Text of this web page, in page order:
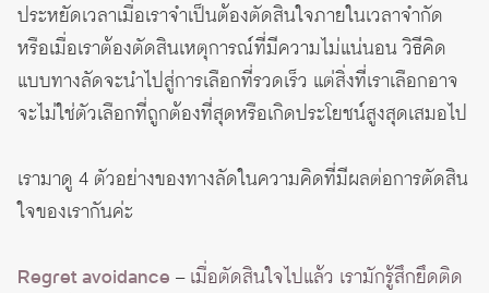
ประหยัดเวลาเมื่อเราจำเป็นต้องตัดสินใจภายในเวลาจำกัด
หรือเมื่อเราต้องตัดสินเหตุการณ์ที่มีความไม่แน่นอน วิธีคิด
แบบทางลัดจะนำไปสู่การเลือกที่รวดเร็ว แต่สิ่งที่เราเลือกอาจ
จะไม่ใช่ตัวเลือกที่ถูกต้องที่สุดหรือเกิดประโยชน์สูงสุดเสมอไป
เรามาดู 4 ตัวอย่างของทางลัดในความคิดที่มีผลต่อการตัดสิน
ใจของเรากันค่ะ
Regret avoidance –เมื่อตัดสินใจไปแล้ว เรามักรู้สึกยึดติด